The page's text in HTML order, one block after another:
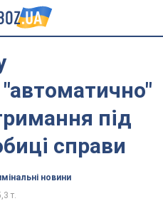
під
справи
новини
т.